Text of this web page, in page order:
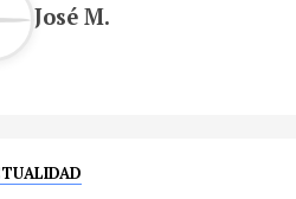
José M.